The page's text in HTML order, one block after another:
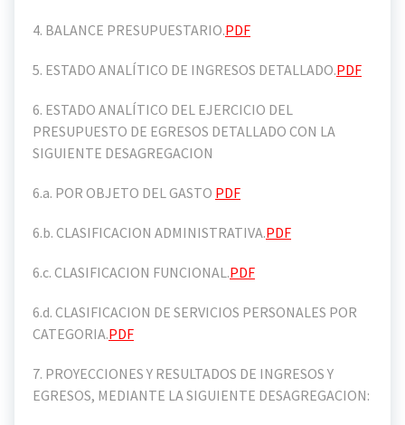
4. BALANCE PRESUPUESTARIO.PDF
5. ESTADO ANALÍTICO DE INGRESOS DETALLADO.PDF
6. ESTADO ANALÍTICO DEL EJERCICIO DEL
PRESUPUESTO DE EGRESOS DETALLADO CON LA
SIGUIENTE DESAGREGACION
6.a. POR OBJETO DEL GASTO PDF
6.b. CLASIFICACION ADMINISTRATIVA.PDF
6.c. CLASIFICACION FUNCIONAL.PDF
6.d. CLASIFICACION DE SERVICIOS PERSONALES POR
CATEGORIA.PDF
7. PROYECCIONES Y RESULTADOS DE INGRESOS Y
EGRESOS, MEDIANTE LA SIGUIENTE DESAGREGACION: